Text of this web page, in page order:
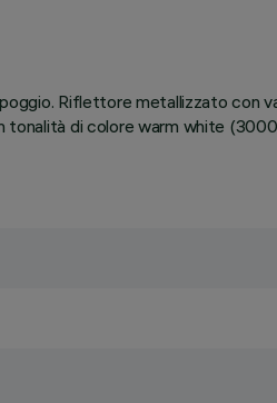
Riflettore metallizzato con
di colore warm white